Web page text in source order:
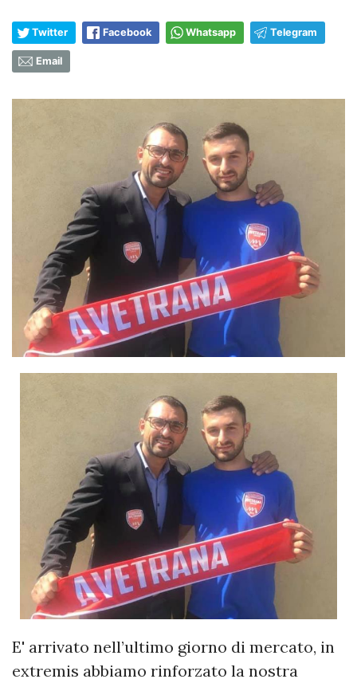
Twitter Facebook Whatsapp Telegram
Email
E' arrivato nell’ultimo giorno di mercato, in
extremis abbiamo rinforzato la nostra